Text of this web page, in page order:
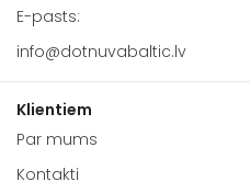
E-pasts:
info@dotnuvabaltic.lv
Klientiem
Par mums
Kontakti